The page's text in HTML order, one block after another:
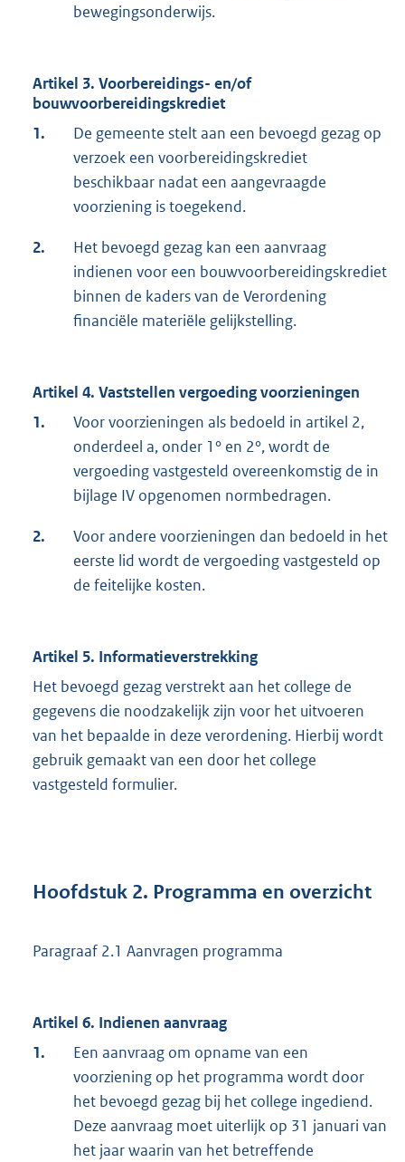
bewegingsonderwijs.
Artikel 3. Voorbereidings- en/of
bouwvoorbereidingskrediet
1.
De gemeente stelt aan een bevoegd gezag op
verzoek een voorbereidingskrediet
beschikbaar nadat een aangevraagde
voorziening is toegekend.
2.
Het bevoegd gezag kan een aanvraag
indienen voor een bouwvoorbereidingskrediet
binnen de kaders van de Verordening
financiële materiële gelijkstelling.
Artikel 4. Vaststellen vergoeding voorzieningen
1.
Voor voorzieningen als bedoeld in artikel 2,
onderdeel a, onder 1° en 2°, wordt de
vergoeding vastgesteld overeenkomstig de in
bijlage IV opgenomen normbedragen.
2.
Voor andere voorzieningen dan bedoeld in het
eerste lid wordt de vergoeding vastgesteld op
de feitelijke kosten.
Artikel 5. Informatieverstrekking
Het bevoegd gezag verstrekt aan het college de
gegevens die noodzakelijk zijn voor het uitvoeren
van het bepaalde in deze verordening. Hierbij wordt
gebruik gemaakt van een door het college
vastgesteld formulier.
Hoofdstuk 2. Programma en overzicht
Paragraaf 2.1 Aanvragen programma
Artikel 6. Indienen aanvraag
1.
Een aanvraag om opname van een
voorziening op het programma wordt door
het bevoegd gezag bij het college ingediend.
Deze aanvraag moet uiterlijk op 31 januari van
het jaar waarin van het betreffende